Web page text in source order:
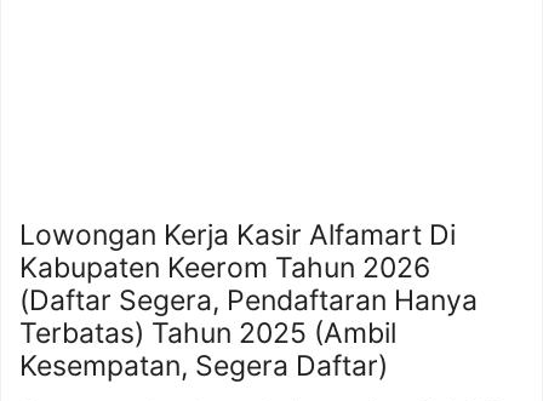
Lowongan Kerja Kasir Alfamart Di
Kabupaten Keerom Tahun 2026
(Daftar Segera, Pendaftaran Hanya
Terbatas) Tahun 2025 (Ambil
Kesempatan, Segera Daftar)